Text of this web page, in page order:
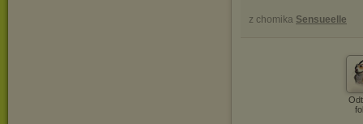
z chomika Sensueelle